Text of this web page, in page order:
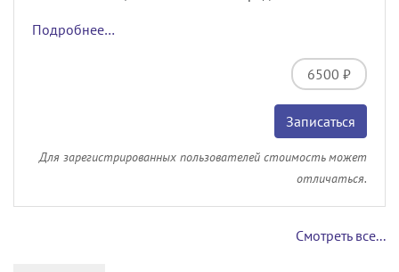
Подробнее…
6500 ₽
Записаться
Для зарегистрированных пользователей стоимость может
отличаться.
Смотреть все...